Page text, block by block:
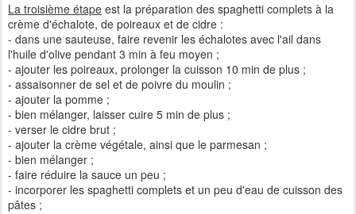
La troisième étape est la préparation des spaghetti complets à la
crème d'échalote, de poireaux et de cidre :
- dans une sauteuse, faire revenir les échalotes avec l'ail dans
l'huile d'olive pendant 3 min à feu moyen ;
- ajouter les poireaux, prolonger la cuisson 10 min de plus ;
- assaisonner de sel et de poivre du moulin ;
- ajouter la pomme ;
- bien mélanger, laisser cuire 5 min de plus ;
- verser le cidre brut ;
- ajouter la crème végétale, ainsi que le parmesan ;
- bien mélanger ;
- faire réduire la sauce un peu ;
- incorporer les spaghetti complets et un peu d'eau de cuisson des
pâtes ;